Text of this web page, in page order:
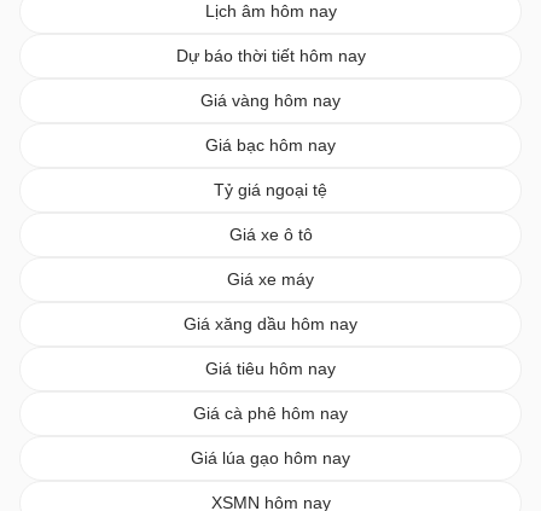
Lịch âm hôm nay
Dự báo thời tiết hôm nay
Giá vàng hôm nay
Giá bạc hôm nay
Tỷ giá ngoại tệ
Giá xe ô tô
Giá xe máy
Giá xăng dầu hôm nay
Giá tiêu hôm nay
Giá cà phê hôm nay
Giá lúa gạo hôm nay
XSMN hôm nay